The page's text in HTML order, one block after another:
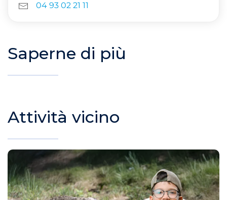
04 93 02 21 11
Saperne di più
Attività vicino